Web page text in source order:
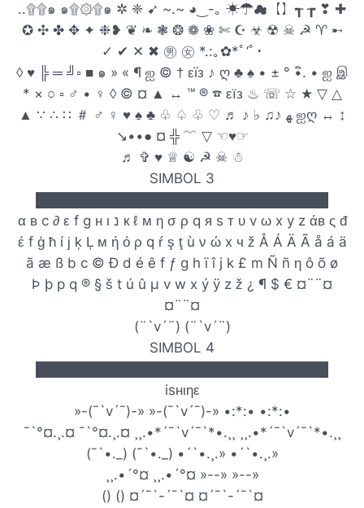
..۩۩๑ ๑۩۞۩๑ ✲ ❈ ➹ ~.~ ◕‿-｡ ☀☂☁【】┱ ┲ ❣ ✚
✪ ✣ ✤ ✥ ✦ ❉❥ ❦ ❧ ❃ ❂ ❁ ❀ ✄ ☪ ☣ ☢ ☠ ☭ ♈ ➸
✓ ✔ ✕ ✖ ㊚ ㊛ *.:｡✿*ﾟ‘ﾟ･
◊ ♥ ╠ ═ ╝▫ ■ ๑ » « ¶ ஐ © † εïз ♪ ღ ♣ ♠ • ± ° •ิ. • ஐ இ
* × ○ ▫ ♂ • ♀ ◊ © ¤ ▲ ↔ ™ ® ☎ εїз ♨ ☏ ☆ ★ ▽ △
▲ ∵ ∴ ∷ ＃ ♂ ♀ ♥ ♠ ♣ ♧ ♤ ♧ ♡ ♬ ♪ ♭ ♫♪ ﻬ ஐღ ↔ ↕
↘••● ¤ ╬ ﹌ ▽ ☜♥☞
♬ ✞ ♥ ♕ ☯ ☭ ☠ ☃
SIMBOL 3
α в c ∂ ε f g н ι נ к ℓ м η σ ρ q я s т υ v ω x y z άв ς đ
έ f ģ ħ ί ј ķ Ļ м ή ό ρ q ŕ ş ţ ù ν ώ x ч ž Å Á Ä Ã å á ä
ã æ ß b c © Ð d é ê f ƒ g h ï î j k £ m Ñ ñ η ô õ ø
Þ þ p q ® § š t ú û µ v w x ý ÿ z ž ¿ ¶ $ € ¤¨¨¤
¤¨¨¤
(¨`v´¨) (¨`v´¨)
SIMBOL 4
isнιηε
»-(¯`v´¯)-» »-(¯`v´¯)-» •:*:• •:*:•
¯`°¤.¸.¤ ¯`°¤.¸.¤ ¸¸.•*´¯`v´¯`*•.¸¸ ¸¸.•*´¯`v´¯`*•.¸¸
(¯`•._) (¯`•._) •´`•.¸.» •´`•.¸.»
¸¸.•´°¤ ¸¸.•´°¤ »--» »--»
() () ¤´¯`-´¯`¤ ¤´¯`-´¯`¤